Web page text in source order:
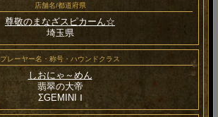
店舗名/都道府県
尊敬のまなざスピカーん☆
埼玉県
プレーヤー名・称号・ハウンドクラス
しおにゃ～めん
翡翠の大帝
ΣGEMINI Ⅰ